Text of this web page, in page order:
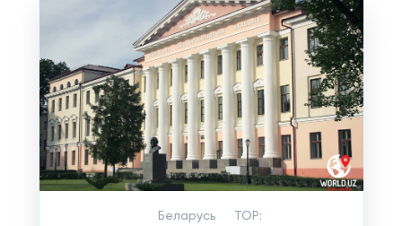
Беларусь TOP: